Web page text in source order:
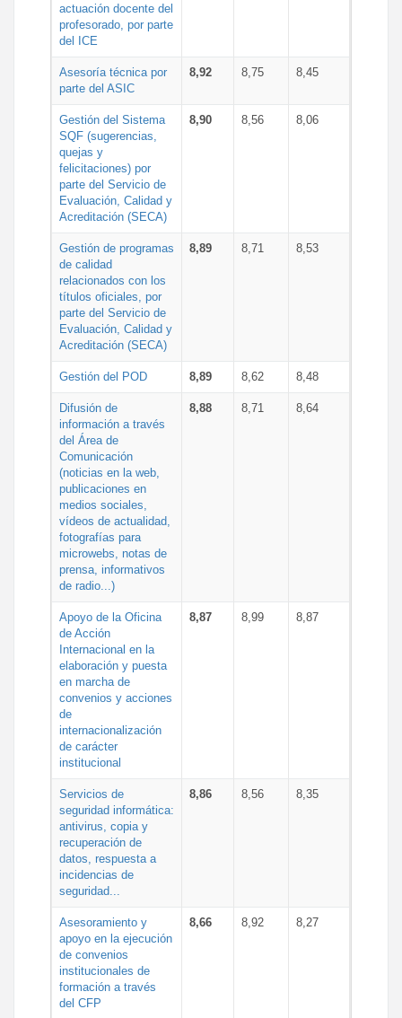
actuación docente del
profesorado, por parte
del ICE
Asesoría técnica por
parte del ASIC
8,92 8,75 8,45
Gestión del Sistema
SQF (sugerencias,
quejas y
felicitaciones) por
parte del Servicio de
Evaluación, Calidad y
Acreditación (SECA)
8,90 8,56 8,06
Gestión de programas
de calidad
relacionados con los
títulos oficiales, por
parte del Servicio de
Evaluación, Calidad y
Acreditación (SECA)
8,89 8,71 8,53
Gestión del POD 8,89 8,62 8,48
Difusión de
información a través
del Área de
Comunicación
(noticias en la web,
publicaciones en
medios sociales,
vídeos de actualidad,
fotografías para
microwebs, notas de
prensa, informativos
de radio...)
8,88 8,71 8,64
Apoyo de la Oficina
de Acción
Internacional en la
elaboración y puesta
en marcha de
convenios y acciones
de
internacionalización
de carácter
institucional
8,87 8,99 8,87
Servicios de
seguridad informática:
antivirus, copia y
recuperación de
datos, respuesta a
incidencias de
seguridad...
8,86 8,56 8,35
Asesoramiento y
apoyo en la ejecución
de convenios
institucionales de
formación a través
del CFP
8,66 8,92 8,27